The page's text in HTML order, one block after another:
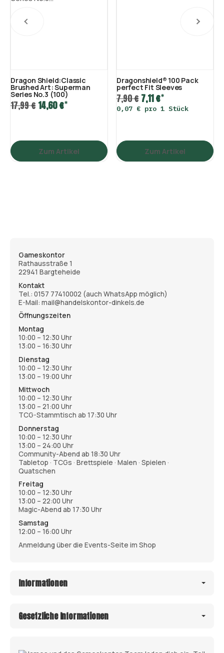
Dragon Shield:Classic
Brushed Art: Superman
Series No.3 (100)
17,99 €14,60 €*
Zum Artikel
Dragonshield® 100 Pack
perfect Fit Sleeves
7,90 €7,11 €*
0,07 € pro 1 Stück
Zum Artikel
Gameskontor
Rathausstraße 1
22941 Bargteheide
Kontakt
Tel.: 0157 77410002 (auch WhatsApp möglich)
E-Mail: mail@handelskontor-dinkels.de
Öffnungszeiten
Montag
10:00 – 12:30 Uhr
13:00 – 16:30 Uhr
Dienstag
10:00 – 12:30 Uhr
13:00 – 19:00 Uhr
Mittwoch
10:00 – 12:30 Uhr
13:00 – 21:00 Uhr
TCG-Stammtisch ab 17:30 Uhr
Donnerstag
10:00 – 12:30 Uhr
13:00 – 24:00 Uhr
Community-Abend ab 18:30 Uhr
Tabletop · TCGs · Brettspiele · Malen · Spielen ·
Quatschen
Freitag
10:00 – 12:30 Uhr
13:00 – 22:00 Uhr
Magic-Abend ab 17:30 Uhr
Samstag
12:00 – 16:00 Uhr
Anmeldung über die Events-Seite im Shop
Informationen
Gesetzliche Informationen